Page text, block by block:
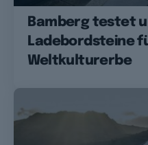
Bamberg testet
Ladebordsteine
Weltkulturerbe